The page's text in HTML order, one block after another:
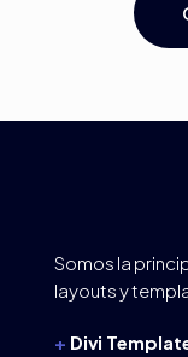
Somos la
layouts y
+ Divi